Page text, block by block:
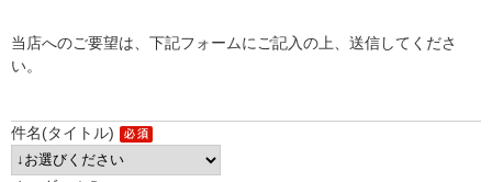
当店へのご要望は、下記フォームにご記入の上、送信してくださ
い。
件名(タイトル)